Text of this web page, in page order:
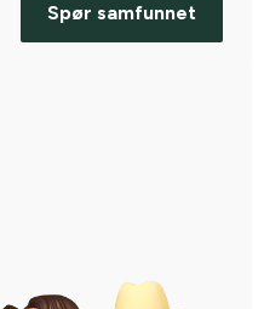
Spør samfunnet